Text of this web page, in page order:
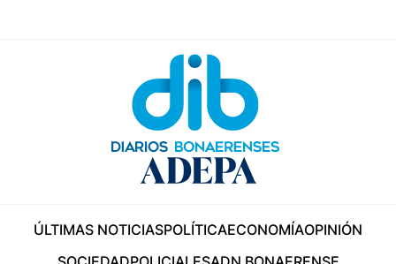
ÚLTIMAS NOTICIASPOLÍTICAECONOMÍAOPINIÓN